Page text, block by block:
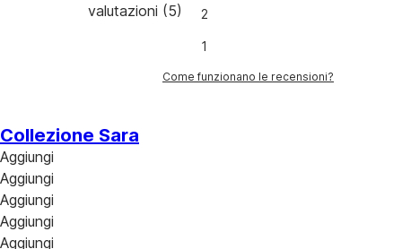
valutazioni (5) 2
1
Come funzionano le recensioni?
Collezione Sara
Aggiungi
Aggiungi
Aggiungi
Aggiungi
Aggiungi